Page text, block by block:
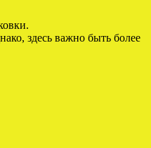
здесь важно быть более